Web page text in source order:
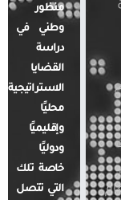
منظور
وطني في
دراسة
القضايا
الاستراتيجية
محليًا
وإقليميًا
ودوليًا
خاصة تلك
التي تتصل